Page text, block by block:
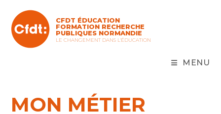
content
CFDT ÉDUCATION
FORMATION RECHERCHE
PUBLIQUES NORMANDIE
LE CHANGEMENT DANS L'ÉDUCATION
MENU
MON MÉTIER